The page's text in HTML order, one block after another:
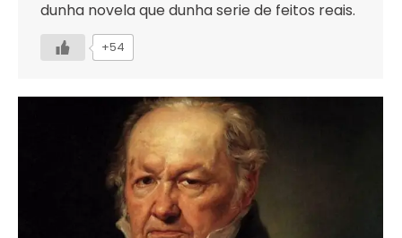
dunha novela que dunha serie de feitos reais.
+54